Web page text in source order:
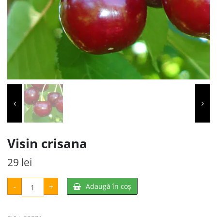
Visin crisana
29 lei
-
Cantitate
Visin
crisana
+ Adaugă în coș